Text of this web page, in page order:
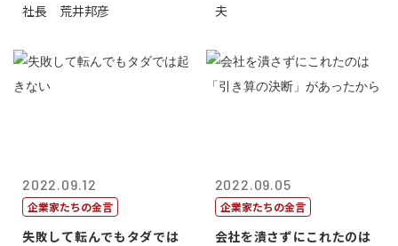
社長 荒井邦彦
夫
2022.09.12
企業家たちの金言
失敗して転んでもタダでは
2022.09.05
企業家たちの金言
会社を潰さずにこれたのは